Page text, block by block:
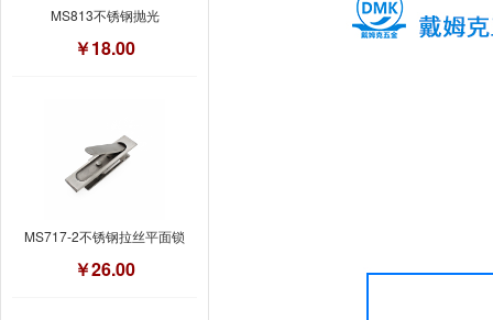
MS813不锈钢抛光
￥18.00
MS717-2不锈钢拉丝平面锁
￥26.00